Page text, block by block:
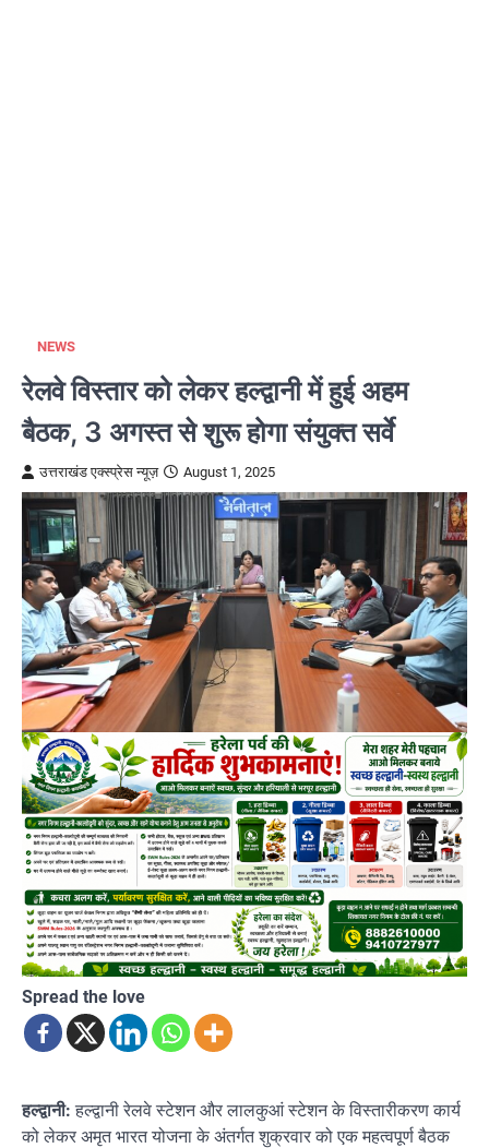
NEWS
रेलवे विस्तार को लेकर हल्द्वानी में हुई अहम
बैठक, 3 अगस्त से शुरू होगा संयुक्त सर्वे
उत्तराखंड एक्स्प्रेस न्यूज़ August 1, 2025
Spread the love
हल्द्वानी:हल्द्वानी रेलवे स्टेशन और लालकुआं स्टेशन के विस्तारीकरण कार्य
को लेकर अमृत भारत योजना के अंतर्गत शुक्रवार को एक महत्वपूर्ण बैठक